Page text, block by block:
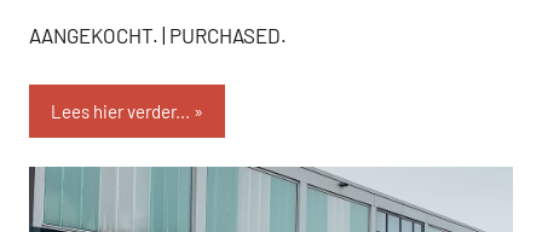
AANGEKOCHT. | PURCHASED.
Lees hier verder...